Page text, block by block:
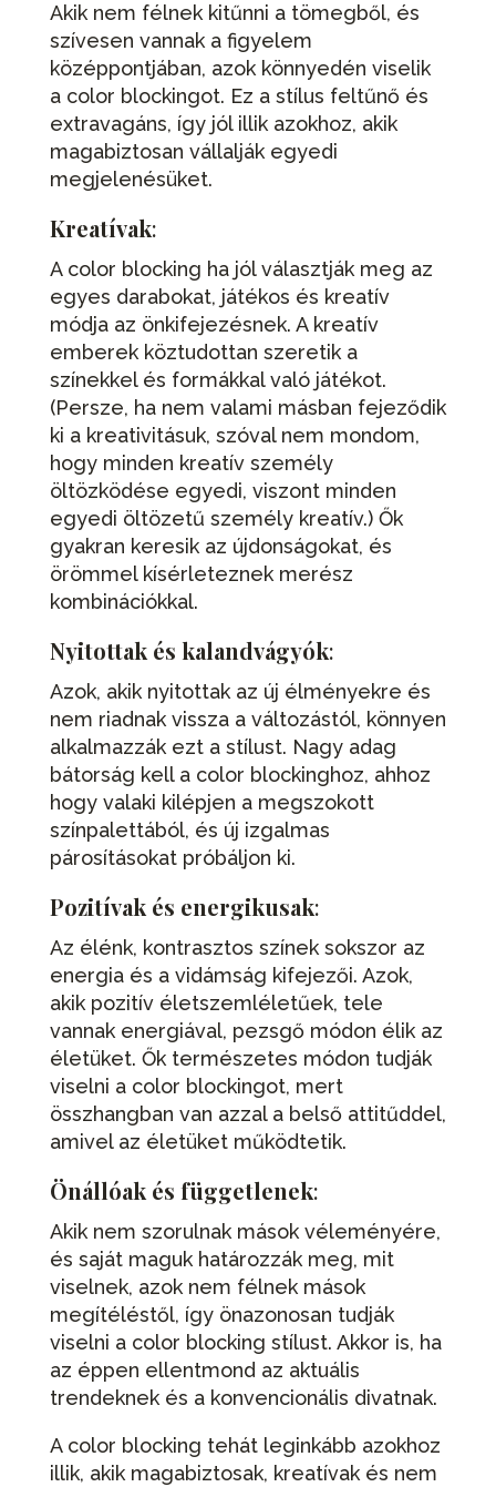
Akik nem félnek kitűnni a tömegből, és
szívesen vannak a figyelem
középpontjában, azok könnyedén viselik
a color blockingot. Ez a stílus feltűnő és
extravagáns, így jól illik azokhoz, akik
magabiztosan vállalják egyedi
megjelenésüket.
Kreatívak:
A color blocking ha jól választják meg az
egyes darabokat, játékos és kreatív
módja az önkifejezésnek. A kreatív
emberek köztudottan szeretik a
színekkel és formákkal való játékot.
(Persze, ha nem valami másban fejeződik
ki a kreativitásuk, szóval nem mondom,
hogy minden kreatív személy
öltözködése egyedi, viszont minden
egyedi öltözetű személy kreatív.) Ők
gyakran keresik az újdonságokat, és
örömmel kísérleteznek merész
kombinációkkal.
Nyitottak és kalandvágyók:
Azok, akik nyitottak az új élményekre és
nem riadnak vissza a változástól, könnyen
alkalmazzák ezt a stílust. Nagy adag
bátorság kell a color blockinghoz, ahhoz
hogy valaki kilépjen a megszokott
színpalettából, és új izgalmas
párosításokat próbáljon ki.
Pozitívak és energikusak:
Az élénk, kontrasztos színek sokszor az
energia és a vidámság kifejezői. Azok,
akik pozitív életszemléletűek, tele
vannak energiával, pezsgő módon élik az
életüket. Ők természetes módon tudják
viselni a color blockingot, mert
összhangban van azzal a belső attitűddel,
amivel az életüket működtetik.
Önállóak és függetlenek:
Akik nem szorulnak mások véleményére,
és saját maguk határozzák meg, mit
viselnek, azok nem félnek mások
megítéléstől, így önazonosan tudják
viselni a color blocking stílust. Akkor is, ha
az éppen ellentmond az aktuális
trendeknek és a konvencionális divatnak.
A color blocking tehát leginkább azokhoz
illik, akik magabiztosak, kreatívak és nem